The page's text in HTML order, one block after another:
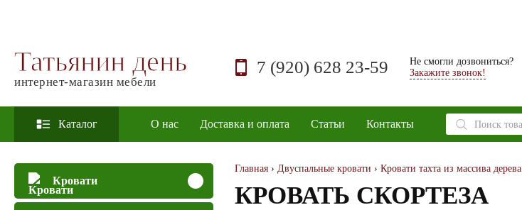
Татьянин день
интернет-магазин мебели
7 (920) 628 23-59
Не смогли дозвониться?
Закажите звонок!
Каталог О нас Доставка и оплата Статьи Контакты
Поиск
товаров
Кровати
Главная › Двуспальные кровати › Кровати тахта из массива дерева
КРОВАТЬ СКОРТЕЗА